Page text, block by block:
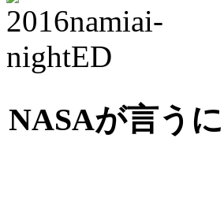
NASAが言う